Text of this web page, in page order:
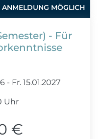
ANMELDUNG MÖGLICH
- Für
- Fr. 15.01.2027
Uhr
€